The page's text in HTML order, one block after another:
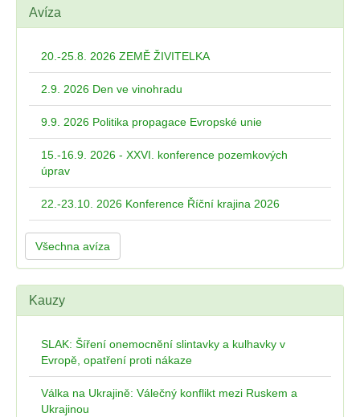
Avíza
20.-25.8. 2026 ZEMĚ ŽIVITELKA
2.9. 2026 Den ve vinohradu
9.9. 2026 Politika propagace Evropské unie
15.-16.9. 2026 - XXVI. konference pozemkových
úprav
22.-23.10. 2026 Konference Říční krajina 2026
Všechna avíza
Kauzy
SLAK: Šíření onemocnění slintavky a kulhavky v
Evropě, opatření proti nákaze
Válka na Ukrajině: Válečný konflikt mezi Ruskem a
Ukrajinou